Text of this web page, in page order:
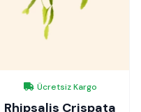
Ücretsiz Kargo
Rhipsalis Crispata